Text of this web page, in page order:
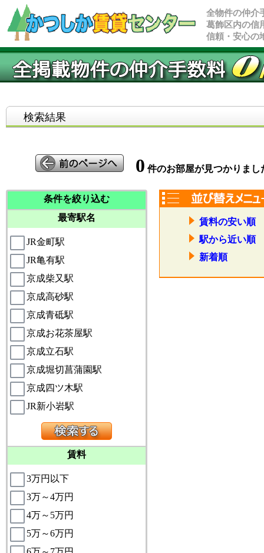
全物件の仲介
葛飾区内の信
信頼・安心の
検索結果
0 件のお部屋が見つかりまし
条件を絞り込む
最寄駅名
JR金町駅
JR亀有駅
京成柴又駅
京成高砂駅
京成青砥駅
京成お花茶屋駅
京成立石駅
京成堀切菖蒲園駅
京成四ツ木駅
JR新小岩駅
賃料
3万円以下
3万～4万円
4万～5万円
5万～6万円
賃料の安い順
駅から近い順
新着順